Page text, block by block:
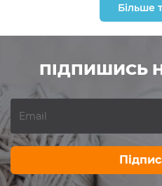
Більше
ПІДПИШИСЬ